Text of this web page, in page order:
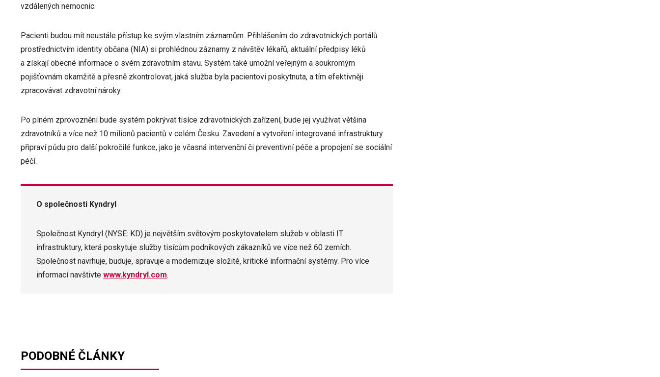
vzdálených nemocnic.
Pacienti budou mít neustále přístup ke svým vlastním záznamům. Přihlášením do zdravotnických portálů
prostřednictvím identity občana (NIA) si prohlédnou záznamy z návštěv lékařů, aktuální předpisy léků
a získají obecné informace o svém zdravotním stavu. Systém také umožní veřejným a soukromým
pojišťovnám okamžitě a přesně zkontrolovat, jaká služba byla pacientovi poskytnuta, a tím efektivněji
zpracovávat zdravotní nároky.
Po plném zprovoznění bude systém pokrývat tisíce zdravotnických zařízení, bude jej využívat většina
zdravotníků a více než 10 milionů pacientů v celém Česku. Zavedení a vytvoření integrované infrastruktury
připraví půdu pro další pokročilé funkce, jako je včasná intervenční či preventivní péče a propojení se sociální
péčí.
O společnosti Kyndryl
Společnost Kyndryl (NYSE: KD) je největším světovým poskytovatelem služeb v oblasti IT
infrastruktury, která poskytuje služby tisícům podnikových zákazníků ve více než 60 zemích.
Společnost navrhuje, buduje, spravuje a modernizuje složité, kritické informační systémy. Pro více
informací navštivte www.kyndryl.com.
PODOBNÉ ČLÁNKY